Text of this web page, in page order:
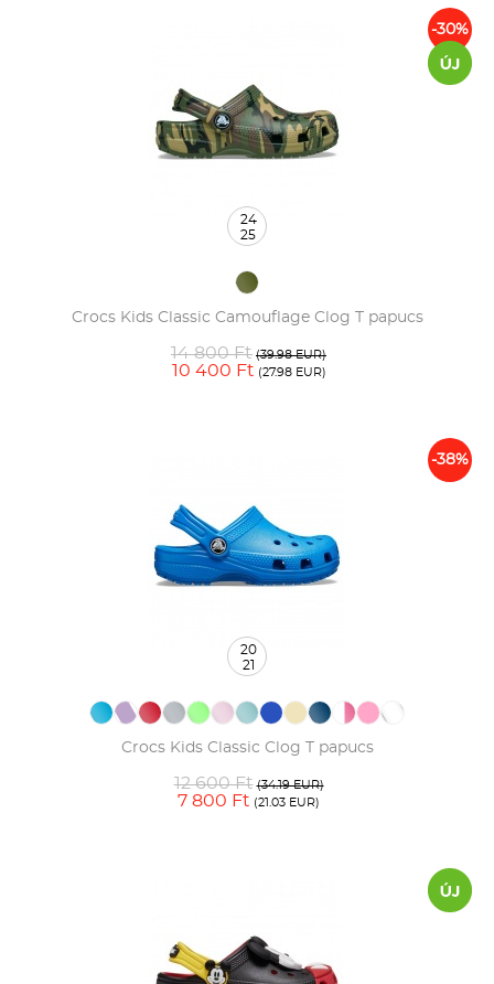
-30%
Crocs Kids Classic Camouflage Clog T papucs
14 800 Ft (39.98 EUR)
10 400 Ft (27.98 EUR)
24
25
-38%
Crocs Kids Classic Clog T papucs
12 600 Ft (34.19 EUR)
7 800 Ft (21.03 EUR)
20
21